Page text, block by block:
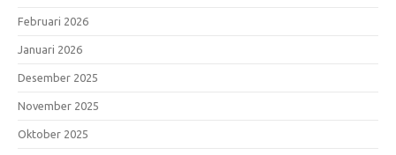
Februari 2026
Januari 2026
Desember 2025
November 2025
Oktober 2025